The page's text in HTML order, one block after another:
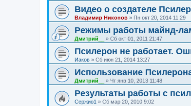
Видео о создателе
Владимир Никонов » Пн окт 20, 2014 11:29
Режимы работы майнд-
Дмитрий__ » Сб окт 01, 2011 21:47
Псилерон не работает.
Иаков » Сб июн 21, 2014 13:27
Использование
Дмитрий__ » Чт янв 10, 2013 11:48
Результаты работы с
Сержио1 » Сб мар 20, 2010 9:02